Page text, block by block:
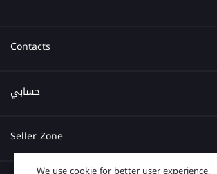
Contacts
حسابي
Seller Zone